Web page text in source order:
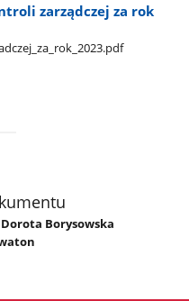
zarządczej za rok
Dorota Borysowska